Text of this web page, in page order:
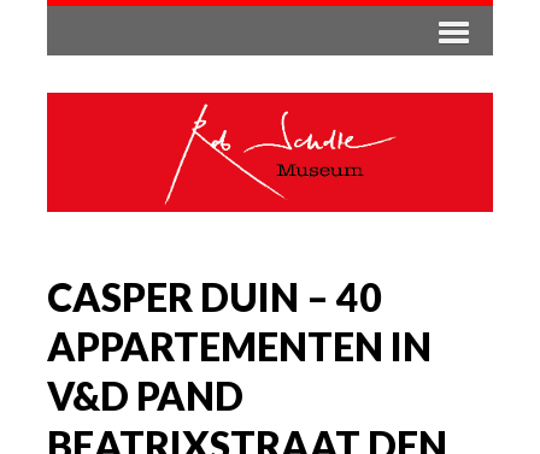
CASPER DUIN – 40
APPARTEMENTEN IN
V&D PAND
BEATRIXSTRAAT DEN